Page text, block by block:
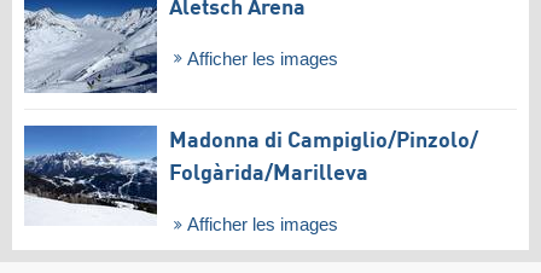
Aletsch Arena
Afficher les images
Madonna di Campiglio/​Pinzolo/​
Folgàrida/​Marilleva
Afficher les images